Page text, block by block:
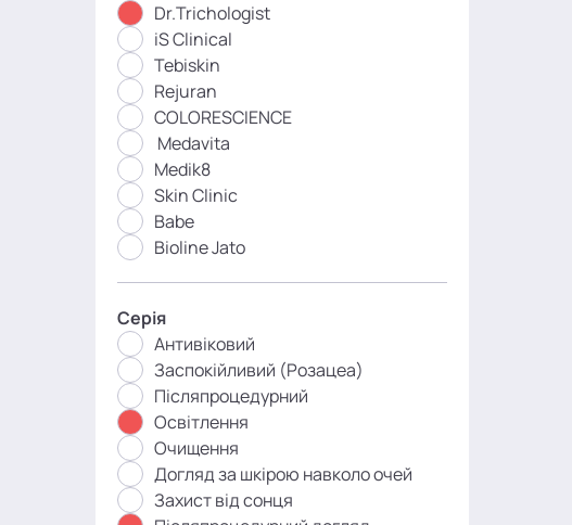
Dr.Trichologist
iS Clinical
Tebiskin
Rejuran
COLORESCIENCE
Medavita
Medik8
Skin Clinic
Babe
Bioline Jato
Серія
Антивіковий
Заспокійливий (Розацеа)
Післяпроцедурний
Освітлення
Очищення
Догляд за шкірою навколо очей
Захист від сонця